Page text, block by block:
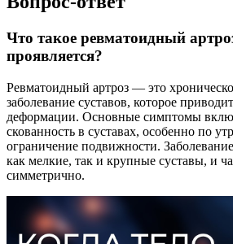
Что такое ревматоидный
проявляется?
Ревматоидный артроз — это
заболевание суставов, которое
деформации. Основные симптомы
скованность в суставах, особенно по
ограничение подвижности.
как мелкие, так и крупные суставы, и
симметрично.